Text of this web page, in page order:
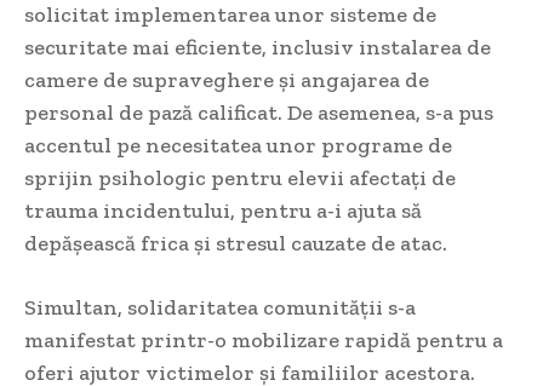
solicitat implementarea unor sisteme de
securitate mai eficiente, inclusiv instalarea de
camere de supraveghere și angajarea de
personal de pază calificat. De asemenea, s-a pus
accentul pe necesitatea unor programe de
sprijin psihologic pentru elevii afectați de
trauma incidentului, pentru a-i ajuta să
depășească frica și stresul cauzate de atac.
Simultan, solidaritatea comunității s-a
manifestat printr-o mobilizare rapidă pentru a
oferi ajutor victimelor și familiilor acestora.